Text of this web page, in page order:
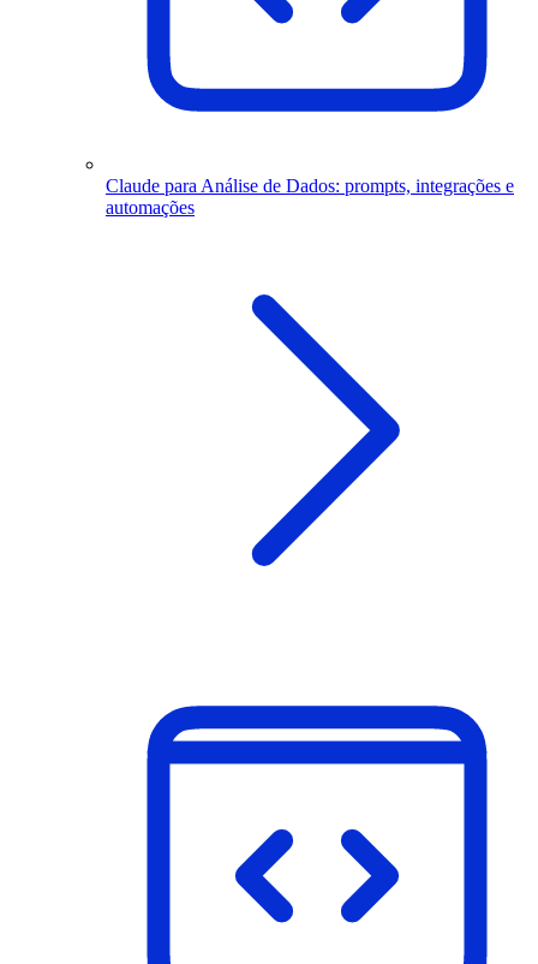
Claude para Análise de Dados: prompts, integrações e
automações